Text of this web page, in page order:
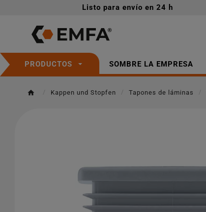
Listo para envío en 24 h
PRODUCTOS SOMBRE LA EMPRESA
Kappen und Stopfen Tapones de láminas